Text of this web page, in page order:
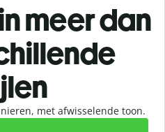
meer dan
met afwisselende toon.